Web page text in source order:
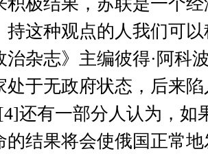
持这种观点的人我们可
治杂志》主编彼得·阿科
处于无政府状态，后来
[4]还有一部分人认为，如
的结果将会使俄国正常